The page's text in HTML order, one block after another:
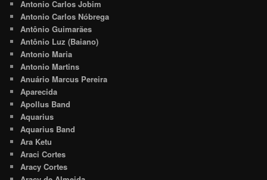
Antonio Carlos Jobim
Antonio Carlos Nóbrega
Antônio Guimarães
Antônio Luz (Baiano)
Antonio Maria
Antonio Martins
Anuário Marcus Pereira
Aparecida
Apollus Band
Aquarius
Aquarius Band
Ara Ketu
Araci Cortes
Aracy Cortes